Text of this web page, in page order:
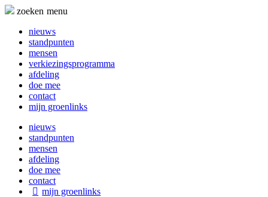
Naar
inhoud
springen
zoeken menu
nieuws
standpunten
mensen
verkiezingsprogramma
afdeling
doe mee
contact
mijn groenlinks
nieuws
standpunten
mensen
afdeling
doe mee
contact
mijn groenlinks